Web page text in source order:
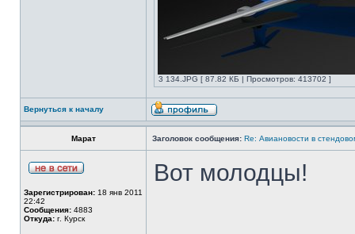
3 134.JPG [ 87.82 КБ | Просмотров: 413702 ]
Вернуться к началу
Марат Заголовок сообщения: Re: Авиановости в
Зарегистрирован: 18 янв 2011
22:42
Сообщения: 4883
Откуда: г. Курск
Вот молодцы!